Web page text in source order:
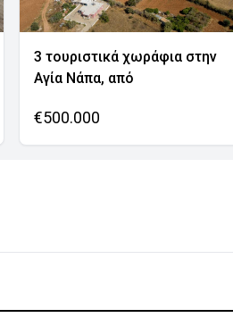
3 τουριστικά χωράφια στην
Αγία Νάπα, από
€500.000